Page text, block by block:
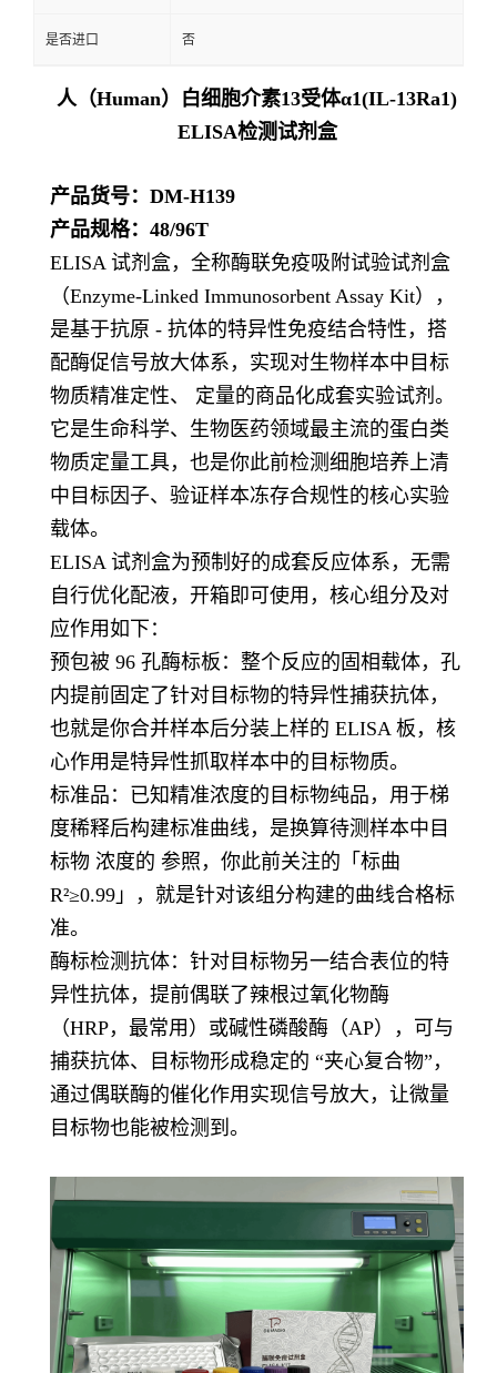
是否进口 否
人（Human）白细胞介素13受体α1(IL-13Ra1)
ELISA检测试剂盒
产品货号：DM-H139
产品规格：48/96T
ELISA 试剂盒，全称酶联免疫吸附试验试剂盒
（Enzyme-Linked Immunosorbent Assay Kit），
是基于抗原 - 抗体的特异性免疫结合特性，搭
配酶促信号放大体系，实现对生物样本中目标
物质精准定性、 定量的商品化成套实验试剂。
它是生命科学、生物医药领域最主流的蛋白类
物质定量工具，也是你此前检测细胞培养上清
中目标因子、验证样本冻存合规性的核心实验
载体。
ELISA 试剂盒为预制好的成套反应体系，无需
自行优化配液，开箱即可使用，核心组分及对
应作用如下：
预包被 96 孔酶标板：整个反应的固相载体，孔
内提前固定了针对目标物的特异性捕获抗体，
也就是你合并样本后分装上样的 ELISA 板，核
心作用是特异性抓取样本中的目标物质。
标准品：已知精准浓度的目标物纯品，用于梯
度稀释后构建标准曲线，是换算待测样本中目
标物 浓度的 参照，你此前关注的「标曲
R²≥0.99」，就是针对该组分构建的曲线合格标
准。
酶标检测抗体：针对目标物另一结合表位的特
异性抗体，提前偶联了辣根过氧化物酶
（HRP，最常用）或碱性磷酸酶（AP），可与
捕获抗体、目标物形成稳定的 “夹心复合物”，
通过偶联酶的催化作用实现信号放大，让微量
目标物也能被检测到。